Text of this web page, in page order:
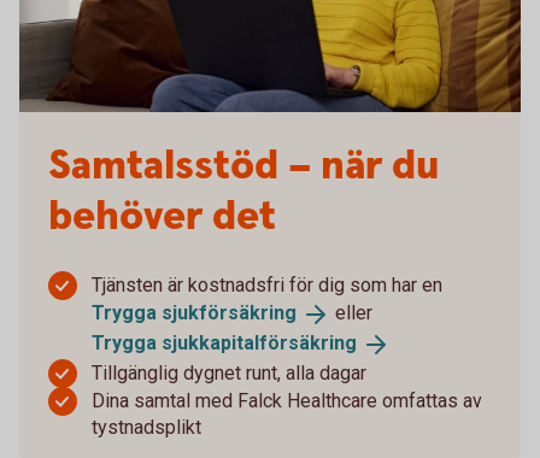
Samtalsstöd – när du
behöver det
Tjänsten är kostnadsfri för dig som har en
Trygga sjukförsäkring
eller
Trygga sjukkapitalförsäkring
Tillgänglig dygnet runt, alla dagar
Dina samtal med Falck Healthcare omfattas av
tystnadsplikt